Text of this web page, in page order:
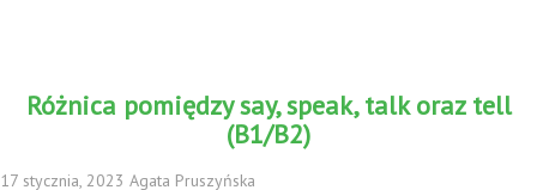
Różnica pomiędzy say, speak, talk oraz tell
(B1/B2)
17 stycznia, 2023 Agata Pruszyńska